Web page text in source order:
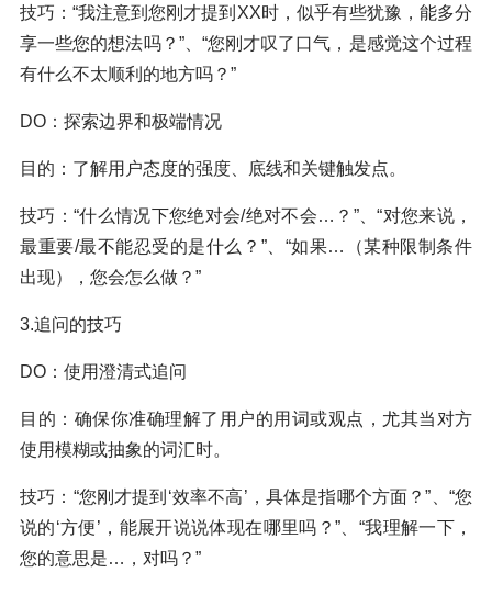
技巧：“我注意到您刚才提到XX时，似乎有些犹豫，能多分
享一些您的想法吗？”、“您刚才叹了口气，是感觉这个过程
有什么不太顺利的地方吗？”
DO：探索边界和极端情况
目的：了解用户态度的强度、底线和关键触发点。
技巧：“什么情况下您绝对会/绝对不会…？”、“对您来说，
最重要/最不能忍受的是什么？”、“如果…（某种限制条件
出现），您会怎么做？”
3.追问的技巧
DO：使用澄清式追问
目的：确保你准确理解了用户的用词或观点，尤其当对方
使用模糊或抽象的词汇时。
技巧：“您刚才提到‘效率不高’，具体是指哪个方面？”、“您
说的‘方便’，能展开说说体现在哪里吗？”、“我理解一下，
您的意思是…，对吗？”